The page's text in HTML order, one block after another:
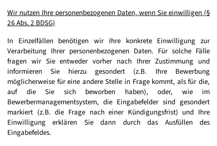
Wir nutzen Ihre personenbezogenen Daten, wenn Sie einwilligen (§
26 Abs. 2 BDSG)
In Einzelfällen benötigen wir Ihre konkrete Einwilligung zur
Verarbeitung Ihrer personenbezogenen Daten. Für solche Fälle
fragen wir Sie entweder vorher nach Ihrer Zustimmung und
informieren Sie hierzu gesondert (z.B. Ihre Bewerbung
möglicherweise für eine andere Stelle in Frage kommt, als für die,
auf die Sie sich beworben haben), oder, wie im
Bewerbermanagementsystem, die Eingabefelder sind gesondert
markiert (z.B. die Frage nach einer Kündigungsfrist) und Ihre
Einwilligung erklären Sie dann durch das Ausfüllen des
Eingabefeldes.